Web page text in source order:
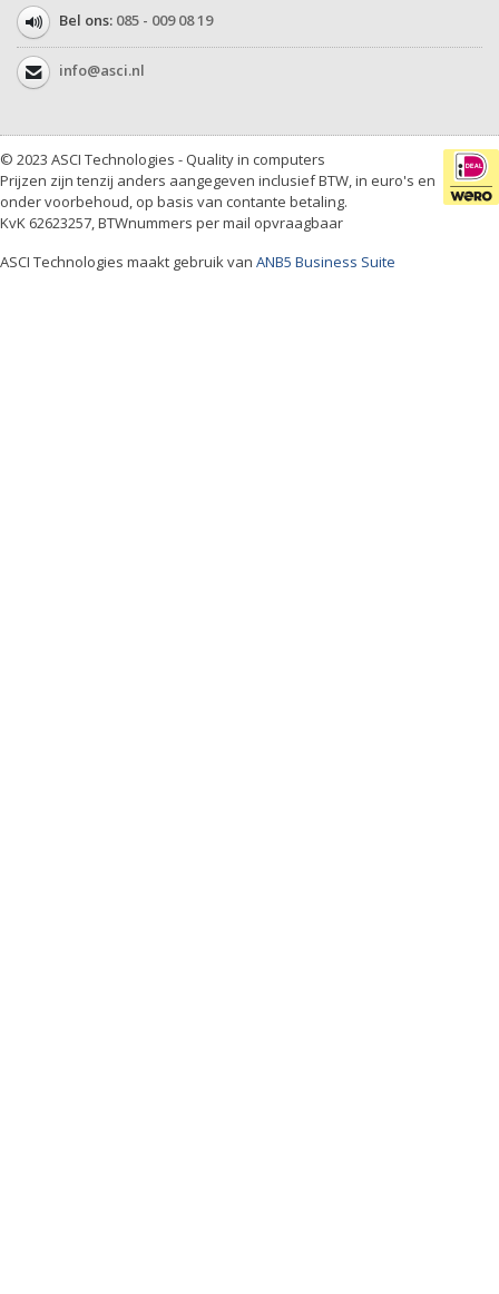
Bel ons: 085 - 009 08 19
info@asci.nl
© 2023 ASCI Technologies - Quality in computers
Prijzen zijn tenzij anders aangegeven inclusief BTW, in euro's en
onder voorbehoud, op basis van contante betaling.
KvK 62623257, BTWnummers per mail opvraagbaar
ASCI Technologies maakt gebruik van ANB5 Business Suite